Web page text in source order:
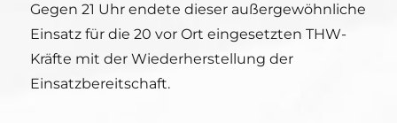
Gegen 21 Uhr endete dieser außergewöhnliche
Einsatz für die 20 vor Ort eingesetzten THW-
Kräfte mit der Wiederherstellung der
Einsatzbereitschaft.